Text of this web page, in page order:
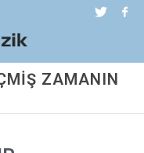
ZAMANIN